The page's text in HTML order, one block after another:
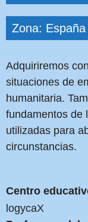
Zona: España
Adquiriremos
situaciones de
humanitaria.
fundamentos de
utilizadas para
circunstancias.
Centro
logycaX